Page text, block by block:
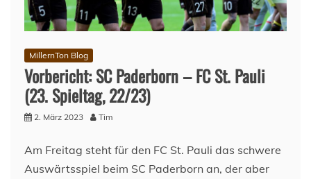
MillernTon Blog
Vorbericht: SC Paderborn – FC St. Pauli
(23. Spieltag, 22/23)
2. März 2023 Tim
Am Freitag steht für den FC St. Pauli das schwere
Auswärtsspiel beim SC Paderborn an, der aber